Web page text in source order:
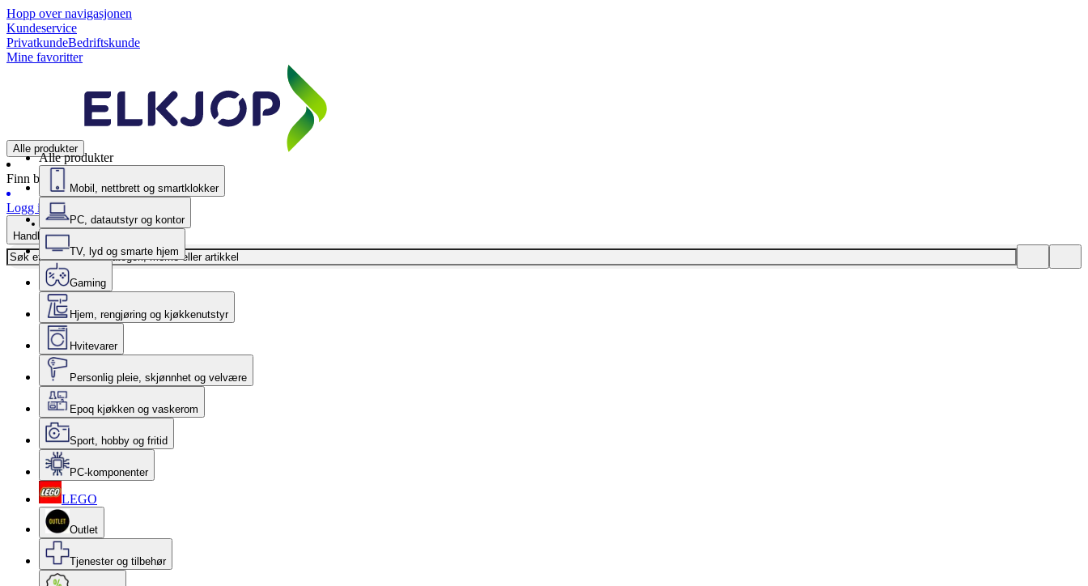
Hopp over navigasjonen
Kundeservice
PrivatkundeBedriftskunde
Mine favoritter
Alle produkter
Finn butikk
Logg inn
Handlekurv
Alle produkter
Mobil, nettbrett og smartklokker
PC, datautstyr og kontor
TV, lyd og smarte hjem
Gaming
Hjem, rengjøring og kjøkkenutstyr
Hvitevarer
Personlig pleie, skjønnhet og velvære
Epoq kjøkken og vaskerom
Sport, hobby og fritid
PC-komponenter
LEGO
Outlet
Tjenester og tilbehør